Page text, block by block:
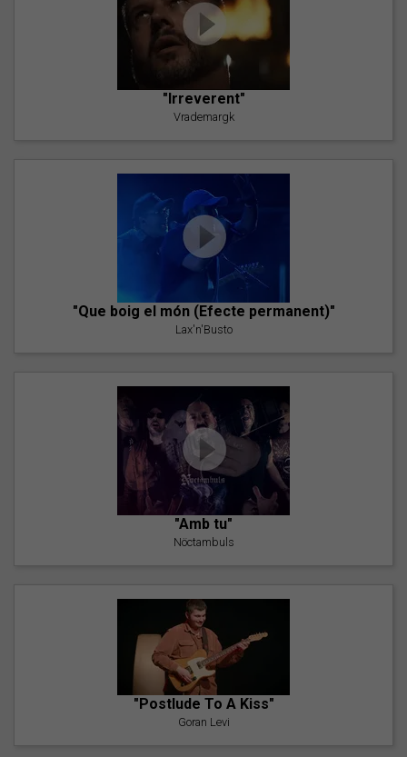
"Irreverent"
Vrademargk
"Que boig el món (Efecte permanent)"
Lax'n'Busto
"Amb tu"
Nöctambuls
"Postlude To A Kiss"
Goran Levi